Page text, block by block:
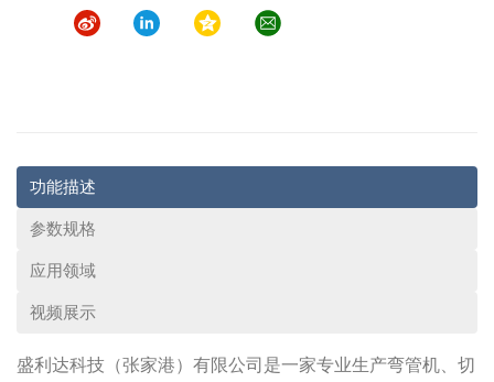
功能描述
参数规格
应用领域
视频展示
盛利达科技（张家港）有限公司 是一家专业生产弯管机 、切